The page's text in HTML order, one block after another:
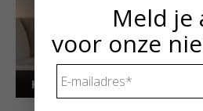
Kunstuitleen voor
Meld je
voor onze
mailadres *